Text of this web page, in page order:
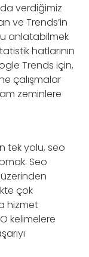
verdiğimiz
ve Trends’in
anlatabilmek
hatlarının
Trends için,
çalışmalar
zeminlere
tek yolu, seo
Seo
çok
hizmet
kelimelere